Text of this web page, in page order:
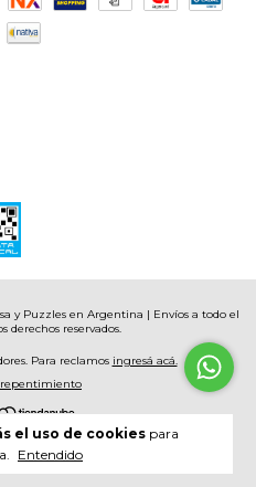
el uso de cookies para
Entendido
y Puzzles en Argentina | Envíos a todo el
derechos reservados.
Para reclamos ingresá acá.